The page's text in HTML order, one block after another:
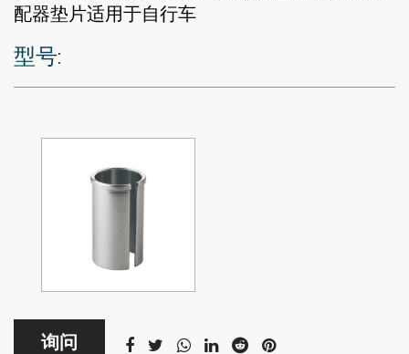
配器垫片适用于自行车
型号:
询问